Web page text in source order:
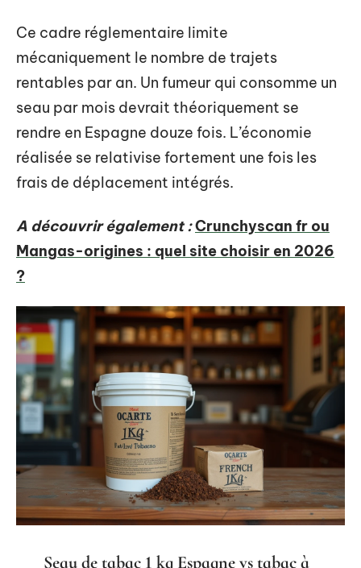
Ce cadre réglementaire limite
mécaniquement le nombre de trajets
rentables par an. Un fumeur qui consomme un
seau par mois devrait théoriquement se
rendre en Espagne douze fois. L’économie
réalisée se relativise fortement une fois les
frais de déplacement intégrés.
A découvrir également :Crunchyscan fr ou
Mangas-origines : quel site choisir en 2026
?
Seau de tabac 1 kg Espagne vs tabac à